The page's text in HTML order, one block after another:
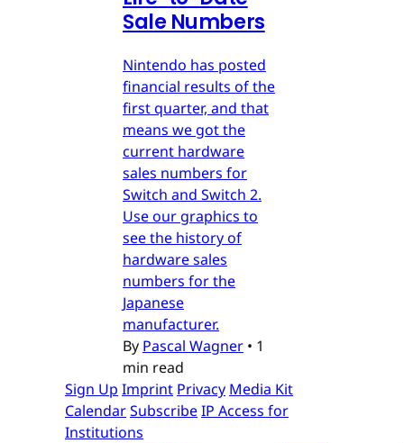
Sale Numbers
Nintendo has posted
financial results of the
first quarter, and that
means we got the
current hardware
sales numbers for
Switch and Switch 2.
Use our graphics to
see the history of
hardware sales
numbers for the
Japanese
manufacturer.
By Pascal Wagner • 1
min read
Sign Up Imprint Privacy Media Kit
CalendarSubscribeIP Access for
Institutions